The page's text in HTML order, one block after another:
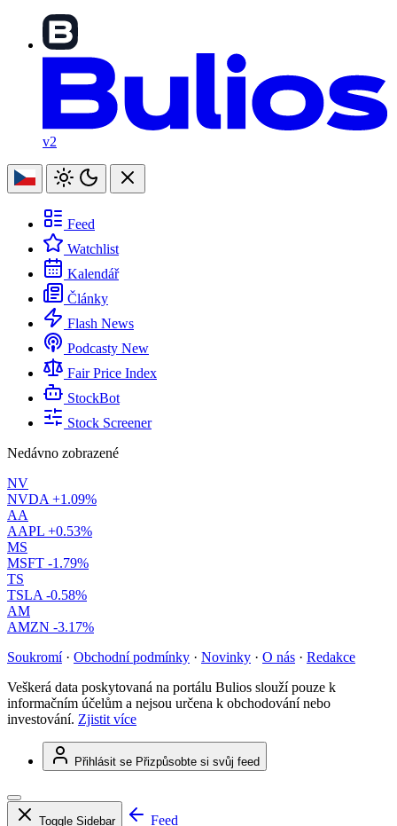
v2
Feed
Watchlist
Kalendář
Články
Flash News
Podcasty New
Fair Price Index
StockBot
Stock Screener
Nedávno zobrazené
NV
NVDA +1.09%
AA
AAPL +0.53%
MS
MSFT -1.79%
TS
TSLA -0.58%
AM
AMZN -3.17%
Soukromí · Obchodní podmínky · Novinky · O nás · Redakce
Veškerá data poskytovaná na portálu Bulios slouží pouze k
informačním účelům a nejsou určena k obchodování nebo
investování. Zjistit více
Přihlásit se Přizpůsobte si svůj feed
Toggle Sidebar
Feed